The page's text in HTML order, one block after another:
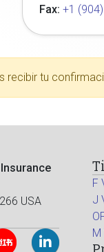
Fax: +1
recibir tu
USA
F
J
M